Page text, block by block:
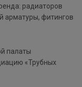
радиаторов
арматуры, фитингов
палаты
«Трубных